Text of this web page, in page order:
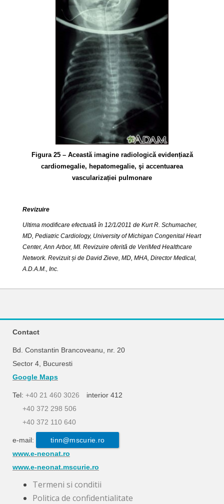
Figura 25 – Această imagine radiologică evidențiază
cardiomegalie, hepatomegalie, şi accentuarea
vascularizației pulmonare
Revizuire
Ultima modificare efectuată în 12/1/2011 de Kurt R. Schumacher,
MD, Pediatric Cardiology, University of Michigan Congenital Heart
Center, Ann Arbor, MI. Revizuire oferită de VeriMed Healthcare
Network. Revizuit și de David Zieve, MD, MHA, Director Medical,
A.D.A.M., Inc.
Contact
Bd. Constantin Brancoveanu, nr. 20
Sector 4, Bucuresti
Google Maps
Tel: +40 21 460 3026
interior 412
+40 372 298 506
+40 372 110 640
e-mail:
tinn@mscurie.ro
www.e-neonat.ro
www.e-neonat.mscurie.ro
Termeni si conditii
Politica de confidentialitate